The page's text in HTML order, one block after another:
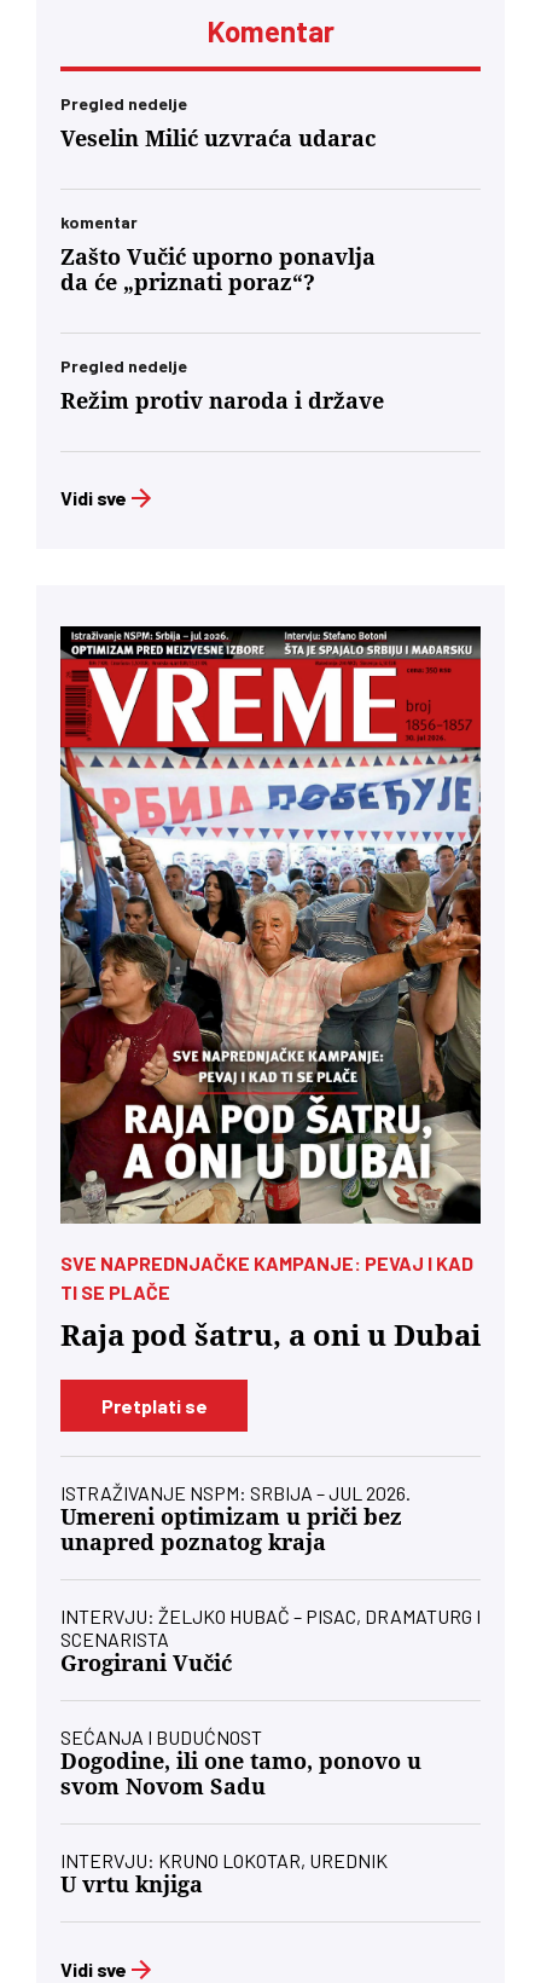
Komentar
Pregled nedelje
Veselin Milić uzvraća udarac
komentar
Zašto Vučić uporno ponavlja
da će „priznati poraz“?
Pregled nedelje
Režim protiv naroda i države
Vidi sve
SVE NAPREDNJAČKE KAMPANJE: PEVAJ I KAD
TI SE PLAČE
Raja pod šatru, a oni u Dubai
Pretplati se
ISTRAŽIVANJE NSPM: SRBIJA – JUL 2026.
Umereni optimizam u priči bez
unapred poznatog kraja
INTERVJU: ŽELJKO HUBAČ – PISAC, DRAMATURG I
SCENARISTA
Grogirani Vučić
SEĆANJA I BUDUĆNOST
Dogodine, ili one tamo, ponovo u
svom Novom Sadu
INTERVJU: KRUNO LOKOTAR, UREDNIK
U vrtu knjiga
Vidi sve